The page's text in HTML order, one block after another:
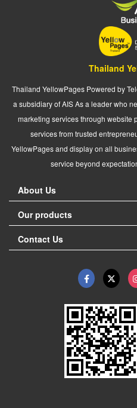
Thailand
Thailand YellowPages Powered by
a subsidiary of AIS As a leader who
marketing services through website
services from trusted
YellowPages and display on all
service beyond
About Us
Our products
Contact Us